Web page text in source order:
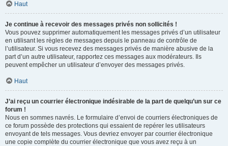
Haut
Je continue à recevoir des messages privés non sollicités !
Vous pouvez supprimer automatiquement les messages privés d’un utilisateur
en utilisant les règles de messages depuis le panneau de contrôle de
l’utilisateur. Si vous recevez des messages privés de manière abusive de la
part d’un autre utilisateur, rapportez ces messages aux modérateurs. Ils
peuvent empêcher un utilisateur d’envoyer des messages privés.
Haut
J’ai reçu un courrier électronique indésirable de la part de quelqu’un sur ce
forum !
Nous en sommes navrés. Le formulaire d’envoi de courriers électroniques de
ce forum possède des protections qui essaient de repérer les utilisateurs
envoyant de tels messages. Vous devriez envoyer par courrier électronique
une copie complète du courrier électronique que vous avez reçu à un